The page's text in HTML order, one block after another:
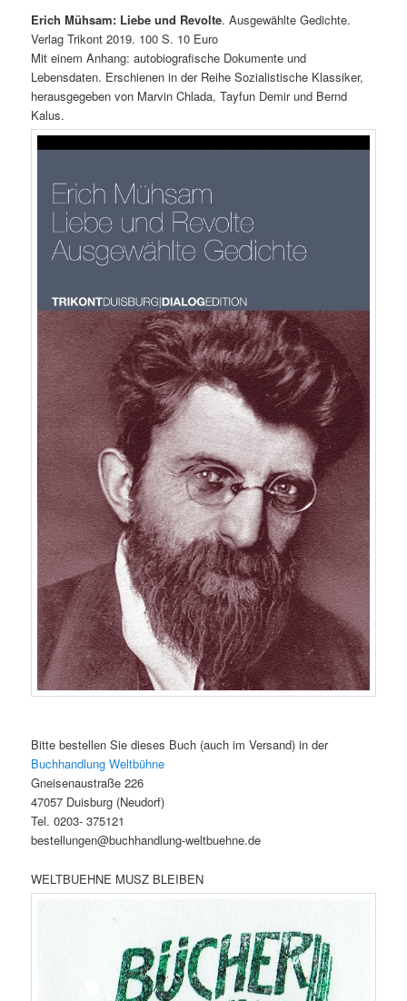
Erich Mühsam: Liebe und Revolte. Ausgewählte Gedichte.
Verlag Trikont 2019. 100 S. 10 Euro
Mit einem Anhang: autobiografische Dokumente und
Lebensdaten. Erschienen in der Reihe Sozialistische Klassiker,
herausgegeben von Marvin Chlada, Tayfun Demir und Bernd
Kalus.
Bitte bestellen Sie dieses Buch (auch im Versand) in der
Buchhandlung Weltbühne
Gneisenaustraße 226
47057 Duisburg (Neudorf)
Tel. 0203- 375121
bestellungen@buchhandlung-weltbuehne.de
WELTBUEHNE MUSZ BLEIBEN